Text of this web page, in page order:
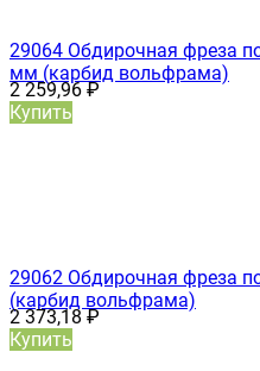
29064 Обдирочная фреза
мм (карбид вольфрама)
2 259,96₽
Купить
29062 Обдирочная фреза
(карбид вольфрама)
2 373,18₽
Купить